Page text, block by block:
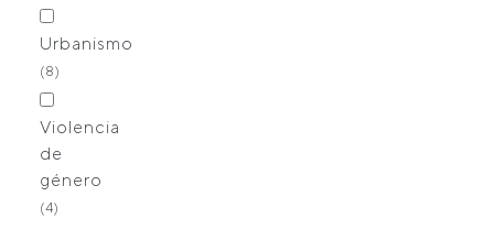
Urbanismo
(8)
Violencia
de
género
(4)